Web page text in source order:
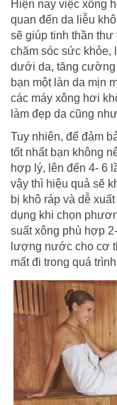
Hiện nay việc xông
quan đến da liễu
sẽ giúp tinh thần thư
chăm sóc sức khỏe,
dưới da, tăng cường
bạn một làn da mịn
các máy xông hơi
làm đẹp da cũng
Tuy nhiên, để đảm
tốt nhất bạn không
hợp lý, lên đến 4- 6
vậy thì hiệu quả sẽ
bị khô ráp và dễ
dụng khi chọn
suất xông phù hợp
lượng nước cho cơ
mất đi trong quá